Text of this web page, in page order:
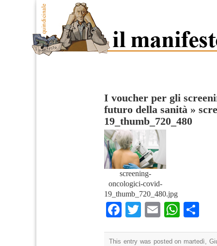
I voucher per gli
futuro della sanità »
19_thumb_720_480
screening-
oncologici-covid-
19_thumb_720_480.jpg
Facebook
TwitterEmail
This entry was posted on martedì,